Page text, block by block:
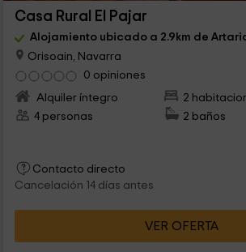
Casa Rural El Pajar
Alojamiento ubicado a 2.9km de
Orisoain, Navarra
0 opiniones
Alquiler íntegro
2
4 personas
2 baños
Contacto directo
Cancelación 14 días antes
VER OFERTA